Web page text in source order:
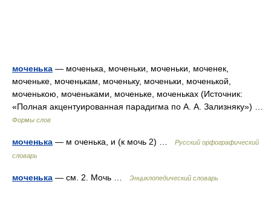
моченька — моченька, моченьки, моченьки, моченек,
моченьке, моченькам, моченьку, моченьки, моченькой,
моченькою, моченьками, моченьке, моченьках (Источник:
«Полная акцентуированная парадигма по А. А. Зализняку») …
Формы слов
моченька — м оченька, и (к мочь 2) …
Русский орфографический
словарь
моченька — см. 2. Мочь … Энциклопедический словарь